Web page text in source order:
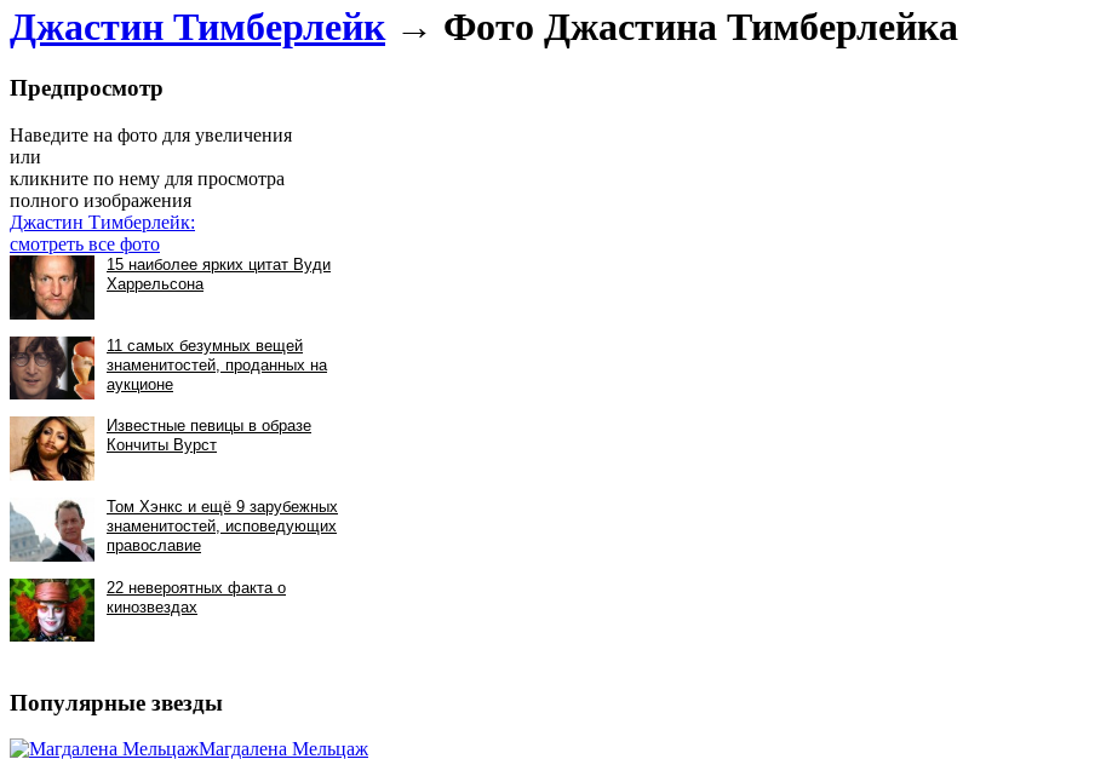
Джастин Тимберлейк → Фото Джастина Тимберлейка
Предпросмотр
Наведите на фото для увеличения
или
кликните по нему для просмотра
полного изображения
Джастин Тимберлейк:
смотреть все фото
Популярные звезды
Магдалена Мельцаж